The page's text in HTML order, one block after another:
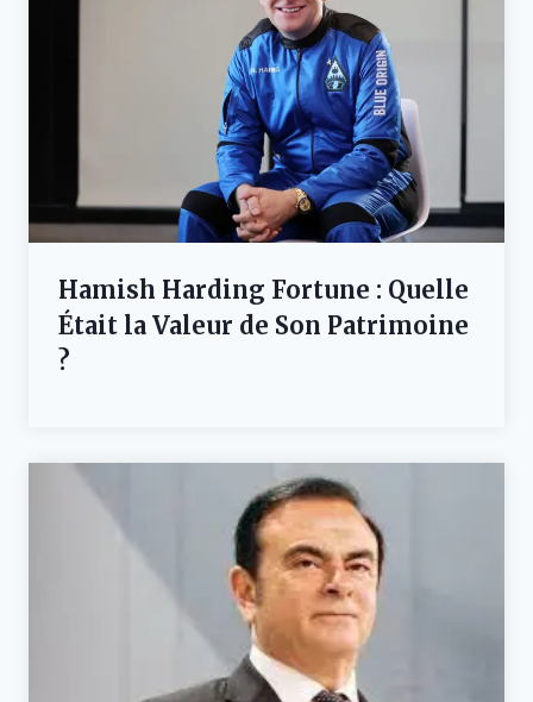
Hamish Harding Fortune : Quelle
Était la Valeur de Son Patrimoine
?